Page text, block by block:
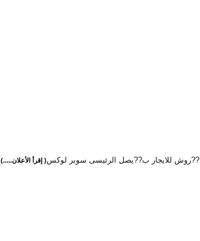
للايجار ب??يصل الرئيسى سوبر لوكس( إقرأ الأعلان.....)